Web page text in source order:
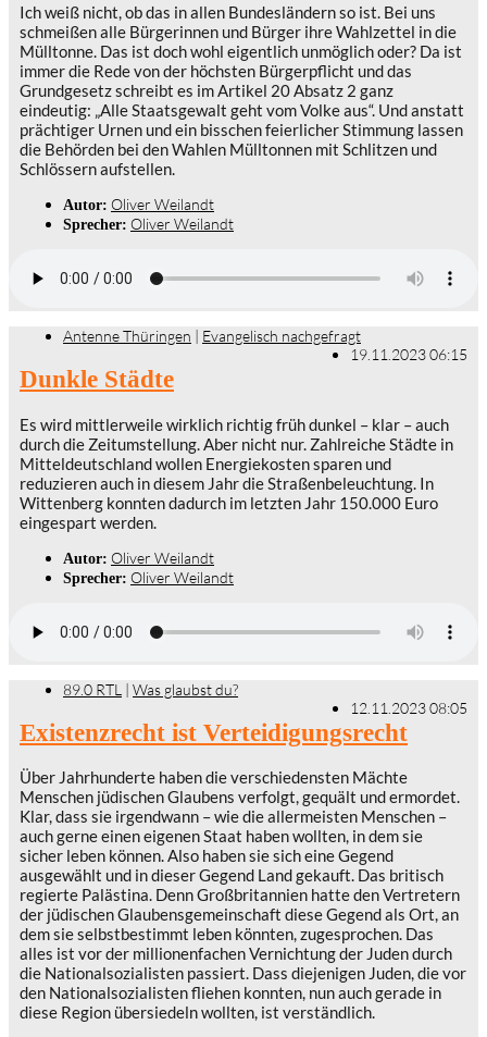
Ich weiß nicht, ob das in allen Bundesländern so ist. Bei uns
schmeißen alle Bürgerinnen und Bürger ihre Wahlzettel in die
Mülltonne. Das ist doch wohl eigentlich unmöglich oder? Da ist
immer die Rede von der höchsten Bürgerpflicht und das
Grundgesetz schreibt es im Artikel 20 Absatz 2 ganz
eindeutig: „Alle Staatsgewalt geht vom Volke aus“. Und anstatt
prächtiger Urnen und ein bisschen feierlicher Stimmung lassen
die Behörden bei den Wahlen Mülltonnen mit Schlitzen und
Schlössern aufstellen.
Autor: Oliver Weilandt
Sprecher: Oliver Weilandt
Antenne Thüringen | Evangelisch nachgefragt
19.11.2023 06:15
Dunkle Städte
Es wird mittlerweile wirklich richtig früh dunkel – klar – auch
durch die Zeitumstellung. Aber nicht nur. Zahlreiche Städte in
Mitteldeutschland wollen Energiekosten sparen und
reduzieren auch in diesem Jahr die Straßenbeleuchtung. In
Wittenberg konnten dadurch im letzten Jahr 150.000 Euro
eingespart werden.
Autor: Oliver Weilandt
Sprecher: Oliver Weilandt
89.0 RTL | Was glaubst du?
12.11.2023 08:05
Existenzrecht ist Verteidigungsrecht
Über Jahrhunderte haben die verschiedensten Mächte
Menschen jüdischen Glaubens verfolgt, gequält und ermordet.
Klar, dass sie irgendwann – wie die allermeisten Menschen –
auch gerne einen eigenen Staat haben wollten, in dem sie
sicher leben können. Also haben sie sich eine Gegend
ausgewählt und in dieser Gegend Land gekauft. Das britisch
regierte Palästina. Denn Großbritannien hatte den Vertretern
der jüdischen Glaubensgemeinschaft diese Gegend als Ort, an
dem sie selbstbestimmt leben könnten, zugesprochen. Das
alles ist vor der millionenfachen Vernichtung der Juden durch
die Nationalsozialisten passiert. Dass diejenigen Juden, die vor
den Nationalsozialisten fliehen konnten, nun auch gerade in
diese Region übersiedeln wollten, ist verständlich.